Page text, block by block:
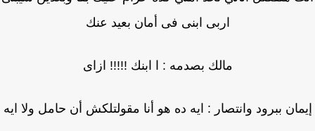
اربى ابنى فى أمان بعيد عنك
مالك بصدمه : ا ابنك !!!!! ازاى
ببرود وانتصار : ايه ده هو أنا مقولتلكش أن حامل ولا ايه